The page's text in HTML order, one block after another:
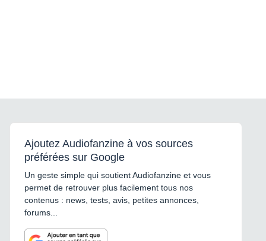
Ajoutez Audiofanzine à vos sources
préférées sur Google
Un geste simple qui soutient Audiofanzine et vous
permet de retrouver plus facilement tous nos
contenus : news, tests, avis, petites annonces,
forums...